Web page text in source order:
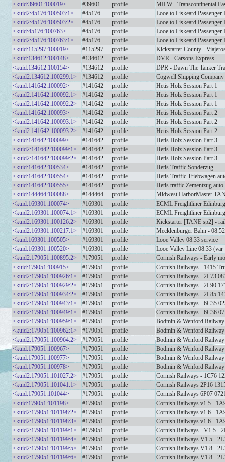
<kuid:39601:100019>
#39601 profile
MILW - Transcontinental
<kuid2:45176:100503:1>
#45176 profile
Looe to Liskeard Passenger
<kuid2:45176:100503:2>
#45176 profile
Looe to Liskeard Passenger
<kuid:45176:100763>
#45176 profile
Looe to Liskeard
<kuid2:45176:100763:1>
#45176 profile
Looe to Liskeard
<kuid:115297:100019>
#115297 profile
Kickstarter County -
<kuid:134612:100148>
#134612 profile
DVR - Carsons Express
<kuid:134612:100154>
#134612 profile
DPR - Dawn The Tanker
<kuid2:134612:100299:1>
#134612 profile
Cogwell Shipping
<kuid:141642:100092>
#141642 profile
Hetis Holz Session Part 1
<kuid2:141642:100092:1>
#141642 profile
Hetis Holz Session Part 1
<kuid2:141642:100092:2>
#141642 profile
Hetis Holz Session Part 1
<kuid:141642:100093>
#141642 profile
Hetis Holz Session Part 2
<kuid2:141642:100093:1>
#141642 profile
Hetis Holz Session Part 2
<kuid2:141642:100093:2>
#141642 profile
Hetis Holz Session Part 2
<kuid:141642:100099>
#141642 profile
Hetis Holz Session Part 3
<kuid2:141642:100099:1>
#141642 profile
Hetis Holz Session Part 3
<kuid2:141642:100099:2>
#141642 profile
Hetis Holz Session Part 3
<kuid:141642:100534>
#141642 profile
Hetis Traffic Sonderzug
<kuid:141642:100554>
#141642 profile
Hetis Traffic Triebwagen
<kuid:141642:100555>
#141642 profile
Hetis traffic Zementzug auto
<kuid:144464:100088>
#144464 profile
Midwest HarborMaster
<kuid:169301:100074>
#169301 profile
ECML Freightliner
<kuid2:169301:100074:1>
#169301 profile
ECML Freightliner
<kuid2:169301:100126:2>
#169301 profile
Kickstarter [TANE sp2] -
<kuid2:169301:100217:1>
#169301 profile
Mecklenburger Bahn -
<kuid:169301:100505>
#169301 profile
Looe Valley 08.33 service
<kuid:169301:100520>
#169301 profile
Looe Valley Line 08.33 (var
<kuid2:179051:100895:2>
#179051 profile
Cornish Railways - Early
<kuid:179051:100915>
#179051 profile
Cornish Railways - 1415
<kuid2:179051:100926:1>
#179051 profile
Cornish Railways - 2L73
<kuid2:179051:100929:2>
#179051 profile
Cornish Railways - 2L90
<kuid2:179051:100934:2>
#179051 profile
Cornish Railways - 2L85
<kuid2:179051:100943:1>
#179051 profile
Cornish Railways - 6C35
<kuid2:179051:100949:1>
#179051 profile
Cornish Railways - 6C36
<kuid2:179051:100959:1>
#179051 profile
Bodmin & Wenford
<kuid2:179051:100962:1>
#179051 profile
Bodmin & Wenford
<kuid2:179051:100964:2>
#179051 profile
Bodmin & Wenford
<kuid:179051:100967>
#179051 profile
Bodmin & Wenford
<kuid:179051:100977>
#179051 profile
Bodmin & Wenford
<kuid:179051:100978>
#179051 profile
Bodmin & Wenford
<kuid2:179051:101027:2>
#179051 profile
Cornish Railways - 1C76
<kuid2:179051:101041:1>
#179051 profile
Cornish Railways 2P16
<kuid:179051:101044>
#179051 profile
Cornish Railways 6P07
<kuid:179051:101198>
#179051 profile
Cornish Railways v1.5 -
<kuid2:179051:101198:2>
#179051 profile
Cornish Railways v1.6 -
<kuid2:179051:101198:3>
#179051 profile
Cornish Railways v1.6 -
<kuid2:179051:101199:1>
#179051 profile
Cornish Railways - V1.5 -
<kuid2:179051:101199:4>
#179051 profile
Cornish Railways V1.5 -
<kuid2:179051:101199:5>
#179051 profile
Cornish Railways V1.8 -
<kuid2:179051:101199:6>
#179051 profile
Cornish Railways V1.8 -